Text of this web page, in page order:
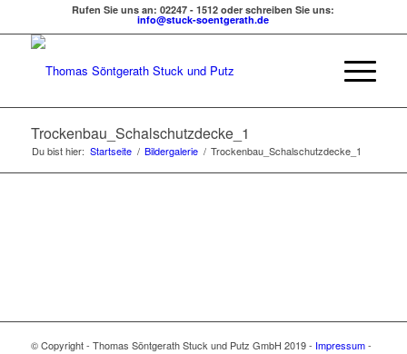
Rufen Sie uns an: 02247 - 1512 oder schreiben Sie uns:
info@stuck-soentgerath.de
Trockenbau_Schalschutzdecke_1
Du bist hier: Startseite / Bildergalerie / Trockenbau_Schalschutzdecke_1
© Copyright - Thomas Söntgerath Stuck und Putz GmbH 2019 - Impressum-